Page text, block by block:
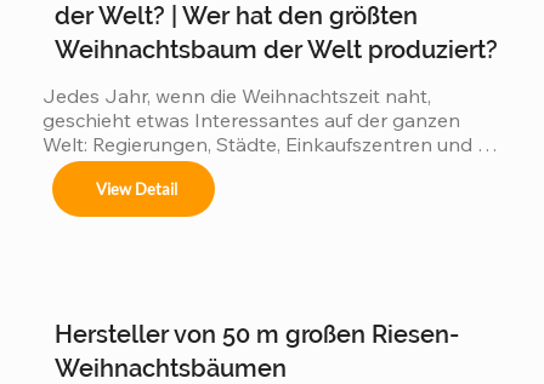
Centros comerciales, hoteles y eventos
municipales.
Festivales navideños, parques temáticos y
activaciones de marca.
der Welt? | Wer hat den größten
Weihnachtsbaum der Welt produziert?
Jedes Jahr, wenn die Weihnachtszeit naht,
geschieht etwas Interessantes auf der ganzen
Welt: Regierungen, Städte, Einkaufszentren und
Touristenziele beginnen einen stillen Wettbewerb:
👉 Wer kann den beeindruckendsten großen
Medien. Es wird ein höherer kommerzieller Wert
erzeugt Wenn Länder im Wettbewerb stehen,...
View Detail
Hersteller von 50 m großen Riesen-
Weihnachtsbäumen